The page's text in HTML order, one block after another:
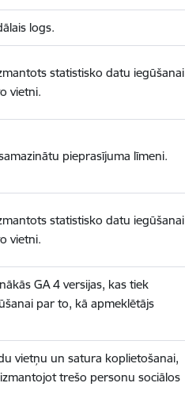
logs.
statistisko datu iegūšanai
vietni.
pieprasījuma līmeni.
statistisko datu iegūšanai
vietni.
GA 4 versijas, kas tiek
par to, kā apmeklētājs
vietņu un satura koplietošanai,
trešo personu sociālos